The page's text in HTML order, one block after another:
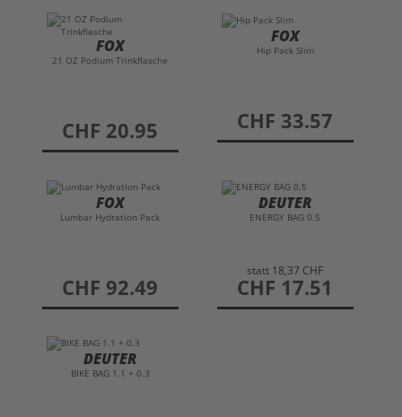
FOX
21 OZ Podium Trinkflasche
preis
CHF 20.95
FOX
Hip Pack Slim
preis
CHF 33.57
FOX
Lumbar Hydration Pack
preis
CHF 92.49
DEUTER
ENERGY BAG 0.5
statt 18,37 CHF
preis
CHF 17.51
DEUTER
BIKE BAG 1.1 + 0.3